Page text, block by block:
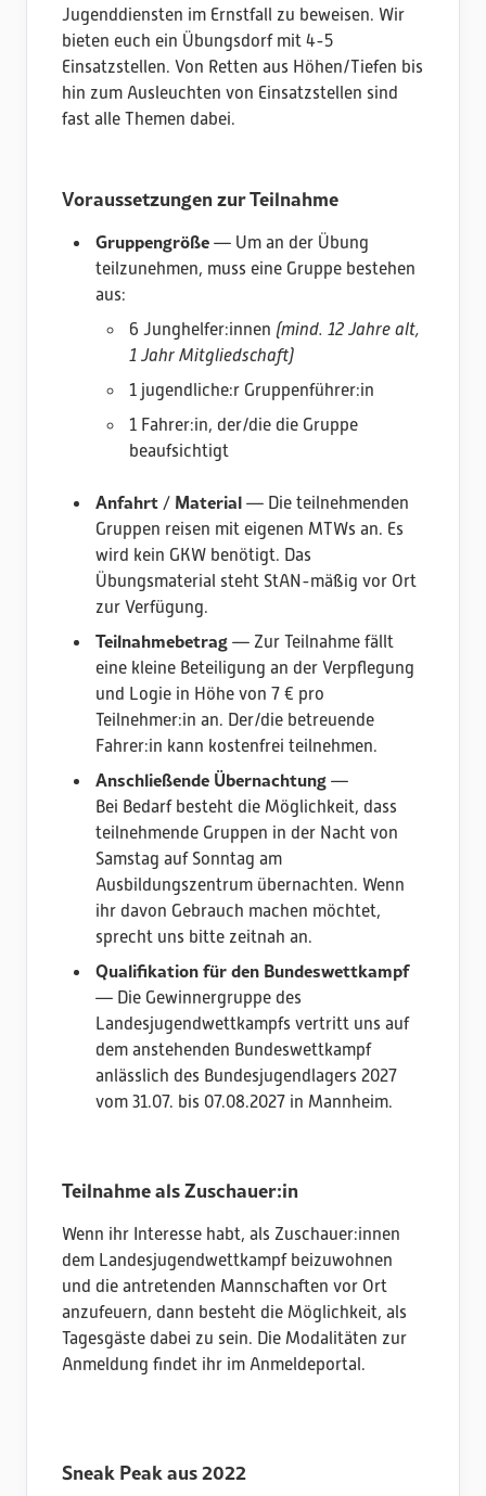
Jugenddiensten im Ernstfall zu beweisen. Wir
bieten euch ein Übungsdorf mit 4-5
Einsatzstellen. Von Retten aus Höhen/Tiefen bis
hin zum Ausleuchten von Einsatzstellen sind
fast alle Themen dabei.
Voraussetzungen zur Teilnahme
Gruppengröße — Um an der Übung
teilzunehmen, muss eine Gruppe bestehen
aus:
6 Junghelfer:innen (mind. 12 Jahre alt,
1 Jahr Mitgliedschaft)
1 jugendliche:r Gruppenführer:in
1 Fahrer:in, der/die die Gruppe
beaufsichtigt
Anfahrt / Material — Die teilnehmenden
Gruppen reisen mit eigenen MTWs an. Es
wird kein GKW benötigt. Das
Übungsmaterial steht StAN-mäßig vor Ort
zur Verfügung.
Teilnahmebetrag — Zur Teilnahme fällt
eine kleine Beteiligung an der Verpflegung
und Logie in Höhe von 7 € pro
Teilnehmer:in an. Der/die betreuende
Fahrer:in kann kostenfrei teilnehmen.
Anschließende Übernachtung —
Bei Bedarf besteht die Möglichkeit, dass
teilnehmende Gruppen in der Nacht von
Samstag auf Sonntag am
Ausbildungszentrum übernachten. Wenn
ihr davon Gebrauch machen möchtet,
sprecht uns bitte zeitnah an.
Qualifikation für den Bundeswettkampf
— Die Gewinnergruppe des
Landesjugendwettkampfs vertritt uns auf
dem anstehenden Bundeswettkampf
anlässlich des Bundesjugendlagers 2027
vom 31.07. bis 07.08.2027 in Mannheim.
Teilnahme als Zuschauer:in
Wenn ihr Interesse habt, als Zuschauer:innen
dem Landesjugendwettkampf beizuwohnen
und die antretenden Mannschaften vor Ort
anzufeuern, dann besteht die Möglichkeit, als
Tagesgäste dabei zu sein. Die Modalitäten zur
Anmeldung findet ihr im Anmeldeportal.
Sneak Peak aus 2022